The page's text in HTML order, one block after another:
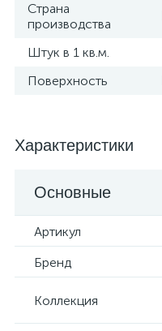
Страна
производства
Штук в 1 кв.м.
Поверхность
Характеристики
Основные
Артикул
Бренд
Коллекция